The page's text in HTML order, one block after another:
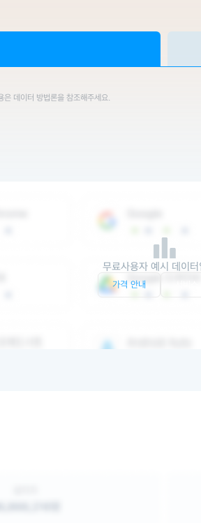
데이터 방법론을 참조해주세요.
무료사용자 예시 데이
가격 안내